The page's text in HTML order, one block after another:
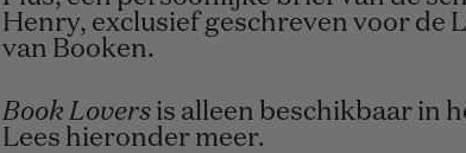
Henry, exclusief geschreven voor de
van Booken.
Book Lovers is alleen beschikbaar in
Lees hieronder meer.